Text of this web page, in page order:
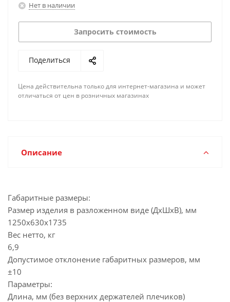
Нет в наличии
Запросить стоимость
Поделиться
Цена действительна только для интернет-магазина и может
отличаться от цен в розничных магазинах
Описание
Габаритные размеры:
Размер изделия в разложенном виде (ДхШхВ), мм
1250х630х1735
Вес нетто, кг
6,9
Допустимое отклонение габаритных размеров, мм
±10
Параметры:
Длина, мм (без верхних держателей плечиков)